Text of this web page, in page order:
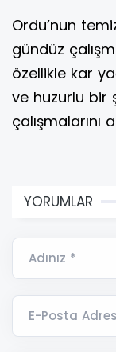
Ordu’nun
gündüz
özellikle kar
ve huzurlu bir
YORUMLAR
Adınız *
E-Posta